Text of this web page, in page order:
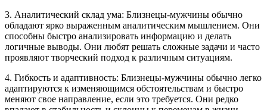
3. Аналитический склад ума: Близнецы-мужчины обычно
обладают ярко выраженным аналитическим мышлением. Они
способны быстро анализировать информацию и делать
логичные выводы. Они любят решать сложные задачи и часто
проявляют творческий подход к различным ситуациям.
4. Гибкость и адаптивность: Близнецы-мужчины обычно легко
адаптируются к изменяющимся обстоятельствам и быстро
меняют свое направление, если это требуется. Они редко